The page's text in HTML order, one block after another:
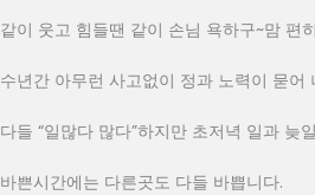
같이 웃고 힘들땐 같이 손님 욕하구~맘 편
수년간 아무런 사고없이 정과 노력이 묻어
다들 “일많다 많다”하지만 초저녁 일과 늦
바쁜시간에는 다른곳도 다들 바쁩니다.